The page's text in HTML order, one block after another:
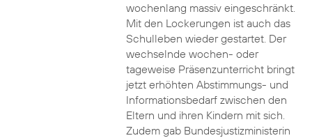
wochenlang massiv eingeschränkt.
Mit den Lockerungen ist auch das
Schulleben wieder gestartet. Der
wechselnde wochen- oder
tageweise Präsenzunterricht bringt
jetzt erhöhten Abstimmungs- und
Informationsbedarf zwischen den
Eltern und ihren Kindern mit sich.
Zudem gab Bundesjustizministerin